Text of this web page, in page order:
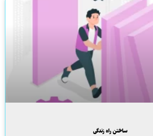
ساختن راه زندگی